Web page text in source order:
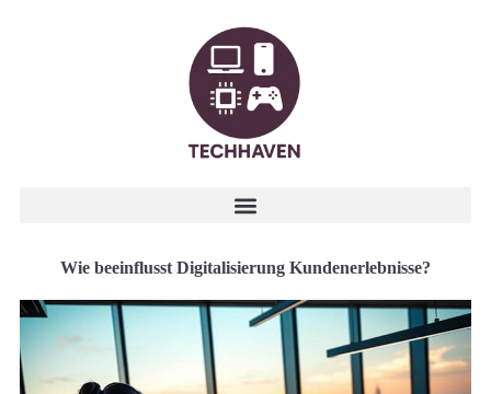
Wie beeinflusst Digitalisierung Kundenerlebnisse?